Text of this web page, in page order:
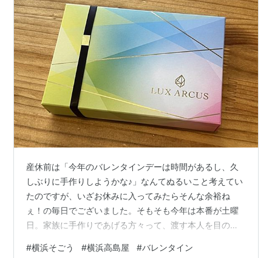
産休前は「今年のバレンタインデーは時間があるし、久
しぶりに手作りしようかな♪」なんてぬるいこと考えてい
たのですが、いざお休みに入ってみたらそんな余裕ね
ぇ！の毎日でございました。そもそも今年は本番が土曜
日。家族に手作りであげる方々って、渡す本人を目の前
コ固めてる間に、見られる可能性大アリだよね…。手作
#横浜そごう #横浜高島屋 #バレンタイン